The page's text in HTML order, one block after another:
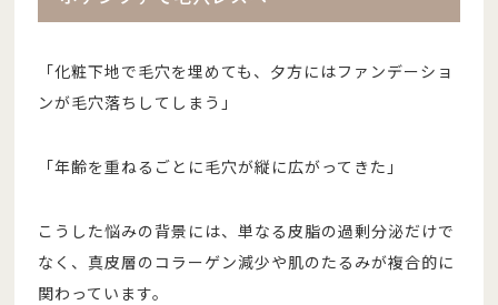
「化粧下地で毛穴を埋めても、夕方にはファンデーショ
ンが毛穴落ちしてしまう」
「年齢を重ねるごとに毛穴が縦に広がってきた」
こうした悩みの背景には、単なる皮脂の過剰分泌だけで
なく、真皮層のコラーゲン減少や肌のたるみが複合的に
関わっています。